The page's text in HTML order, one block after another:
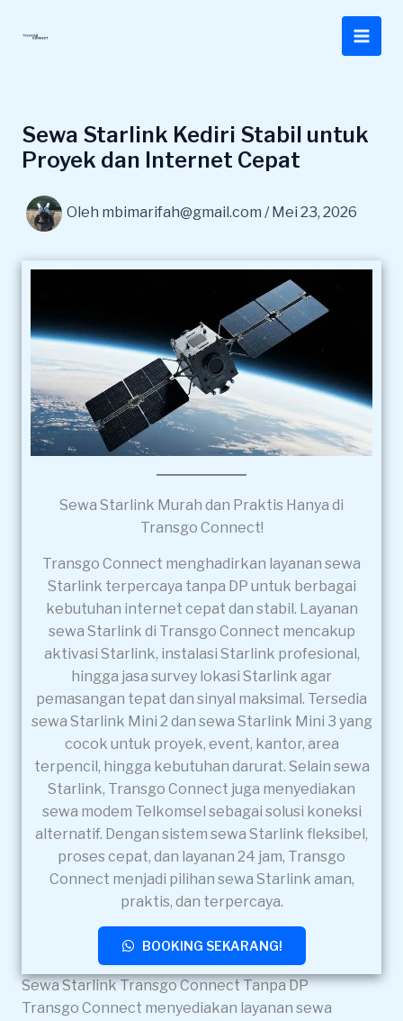
Sewa Starlink Kediri Stabil untuk
Proyek dan Internet Cepat
Oleh mbimarifah@gmail.com / Mei 23, 2026
Sewa Starlink Murah dan Praktis Hanya di
Transgo Connect!
Transgo Connect menghadirkan layanan sewa
Starlink terpercaya tanpa DP untuk berbagai
kebutuhan internet cepat dan stabil. Layanan
sewa Starlink di Transgo Connect mencakup
aktivasi Starlink, instalasi Starlink profesional,
hingga jasa survey lokasi Starlink agar
pemasangan tepat dan sinyal maksimal. Tersedia
sewa Starlink Mini 2 dan sewa Starlink Mini 3 yang
cocok untuk proyek, event, kantor, area
terpencil, hingga kebutuhan darurat. Selain sewa
Starlink, Transgo Connect juga menyediakan
sewa modem Telkomsel sebagai solusi koneksi
alternatif. Dengan sistem sewa Starlink fleksibel,
proses cepat, dan layanan 24 jam, Transgo
Connect menjadi pilihan sewa Starlink aman,
praktis, dan terpercaya.
BOOKING SEKARANG!
Sewa Starlink Transgo Connect Tanpa DP
Transgo Connect menyediakan layanan sewa